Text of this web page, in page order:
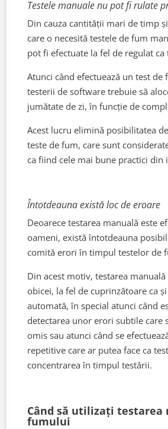
Testele manuale nu pot fi rulate
Din cauza cantității mari de timp
care o necesită testele de fum
pot fi efectuate la fel de regulat ca
Atunci când efectuează un test de
testerii de software trebuie să
jumătate de zi, în funcție de
Acest lucru elimină posibilitatea
teste de fum, care sunt
ca fiind cele mai bune practici din
Întotdeauna există loc de eroare
Deoarece testarea manuală este
oameni, există întotdeauna
comită erori în timpul testelor de
Din acest motiv, testarea manuală
obicei, la fel de cuprinzătoare ca
automată, în special atunci când
detectarea unor erori subtile care
omis sau atunci când se
repetitive care ar putea face ca
concentrarea în timpul testării.
Când să utilizați testarea
fumului